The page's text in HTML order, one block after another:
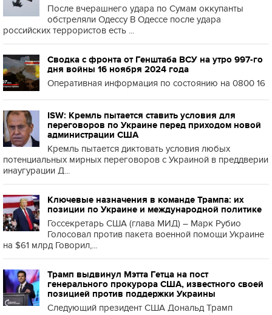
После вчерашнего удара по Сумам оккупанты
обстреляли Одессу В Одессе после удара
российских террористов есть ...
Сводка с фронта от Генштаба ВСУ на утро 997-го
дня войны 16 ноября 2024 года
Оперативная информация по состоянию на 0800 16
ISW: Кремль пытается ставить условия для
переговоров по Украине перед приходом новой
администрации США
Кремль пытается диктовать условия любых
потенциальных мирных переговоров с Украиной в преддверии
инаугурации Д...
Ключевые назначения в команде Трампа: их
позиции по Украине и международной политике
Госсекретарь США (глава МИД) – Марк Рубио
Голосовал против пакета военной помощи Украине
на $61 млрд Говорил,...
Трамп выдвинул Мэтта Гетца на пост
генерального прокурора США, известного своей
позицией против поддержки Украины
Следующий президент США Дональд Трамп